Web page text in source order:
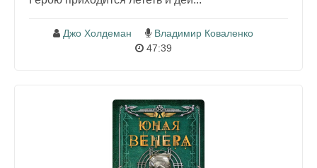
Джо Холдеман
Владимир Коваленко
47:39